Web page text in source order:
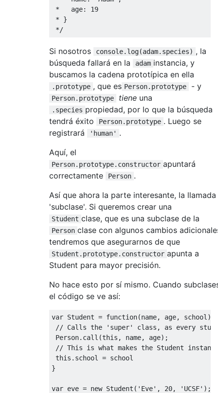
*   age: 19
* }
*/
Si nosotros console.log(adam.species) , la
búsqueda fallará en la
adam instancia, y
buscamos la cadena prototípica en ella
.prototype , que es Person.prototype - y
Person.prototype tiene una
.species propiedad, por lo que la búsqueda
tendrá éxito
Person.prototype . Luego se
registrará
'human' .
Aquí, el
Person.prototype.constructor apuntará
correctamente
Person .
Así que ahora la parte interesante, la llamada
'subclase'. Si queremos crear una
Student clase, que es una subclase de la
Person clase con algunos cambios
tendremos que asegurarnos de que
Student.prototype.constructor apunta a
Student para mayor precisión.
No hace esto por sí mismo. Cuando
el código se ve así:
var Student = function(name, age, school )
// Calls the 'super' class, as every
Person. call (this , name, age);
// This is what makes the Student
this . school =
}
var eve = new Student ( 'Eve' , 20, 'UCSF' );